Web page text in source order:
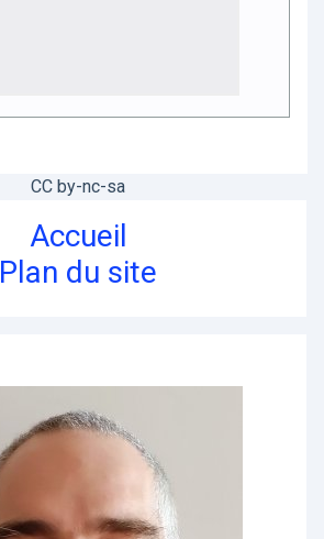
CC by-nc-sa
Accueil
Plan du site